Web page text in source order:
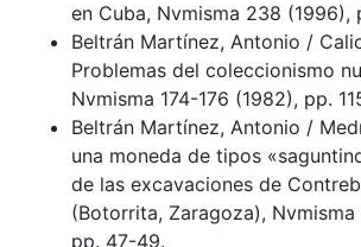
en Cuba, Nvmisma 238 (1996),
Beltrán Martínez, Antonio /
Problemas del coleccionismo
Nvmisma 174-176 (1982), pp.
Beltrán Martínez, Antonio /
una moneda de tipos
de las excavaciones de
(Botorrita, Zaragoza), Nvmisma
pp. 47-49.